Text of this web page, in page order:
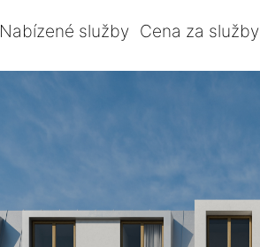
Nabízené služby Cena za služby